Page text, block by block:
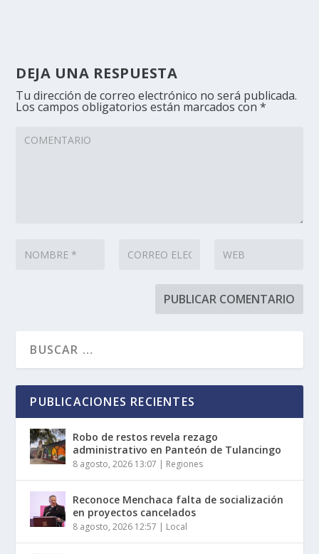
DEJA UNA RESPUESTA
Tu dirección de correo electrónico no será publicada.
Los campos obligatorios están marcados con*
PUBLICACIONES RECIENTES
Robo de restos revela rezago
administrativo en Panteón de Tulancingo
8 agosto, 2026 13:07 | Regiones
Reconoce Menchaca falta de socialización
en proyectos cancelados
8 agosto, 2026 12:57 | Local